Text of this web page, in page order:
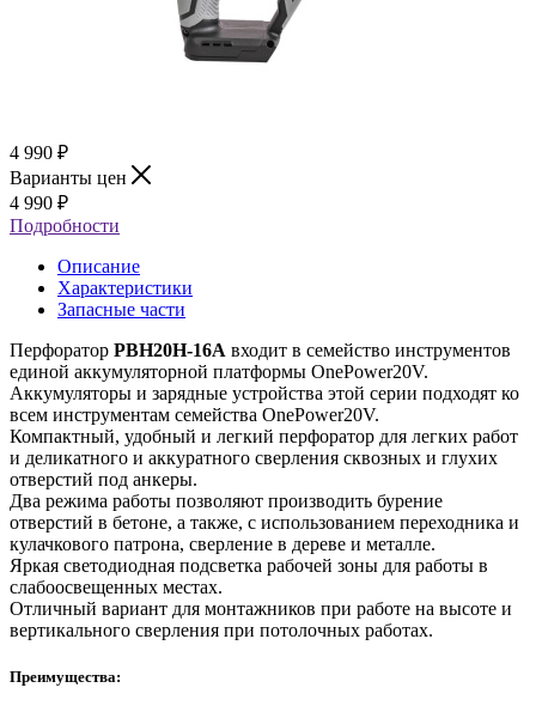
4 990 ₽
Варианты цен
4 990 ₽
Подробности
Описание
Характеристики
Запасные части
Перфоратор PBH20H-16A входит в семейство инструментов
единой аккумуляторной платформы OnePower20V.
Аккумуляторы и зарядные устройства этой серии подходят ко
всем инструментам семейства OnePower20V.
Компактный, удобный и легкий перфоратор для легких работ
и деликатного и аккуратного сверления сквозных и глухих
отверстий под анкеры.
Два режима работы позволяют производить бурение
отверстий в бетоне, а также, с использованием переходника и
кулачкового патрона, сверление в дереве и металле.
Яркая светодиодная подсветка рабочей зоны для работы в
слабоосвещенных местах.
Отличный вариант для монтажников при работе на высоте и
вертикального сверления при потолочных работах.
Преимущества: